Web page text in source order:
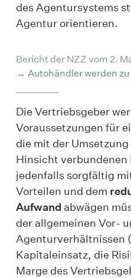
des Agentursystems
Agentur orientieren.
Bericht der NZZ vom 2.
Autohändler werden
Die Vertriebsgeber
Voraussetzungen für
die mit der
Hinsicht verbundenen
jedenfalls sorgfältig
Vorteilen und dem
Aufwand abwägen
der allgemeinen Vor-
Agenturverhältnissen
Kapitaleinsatz, die
Marge des